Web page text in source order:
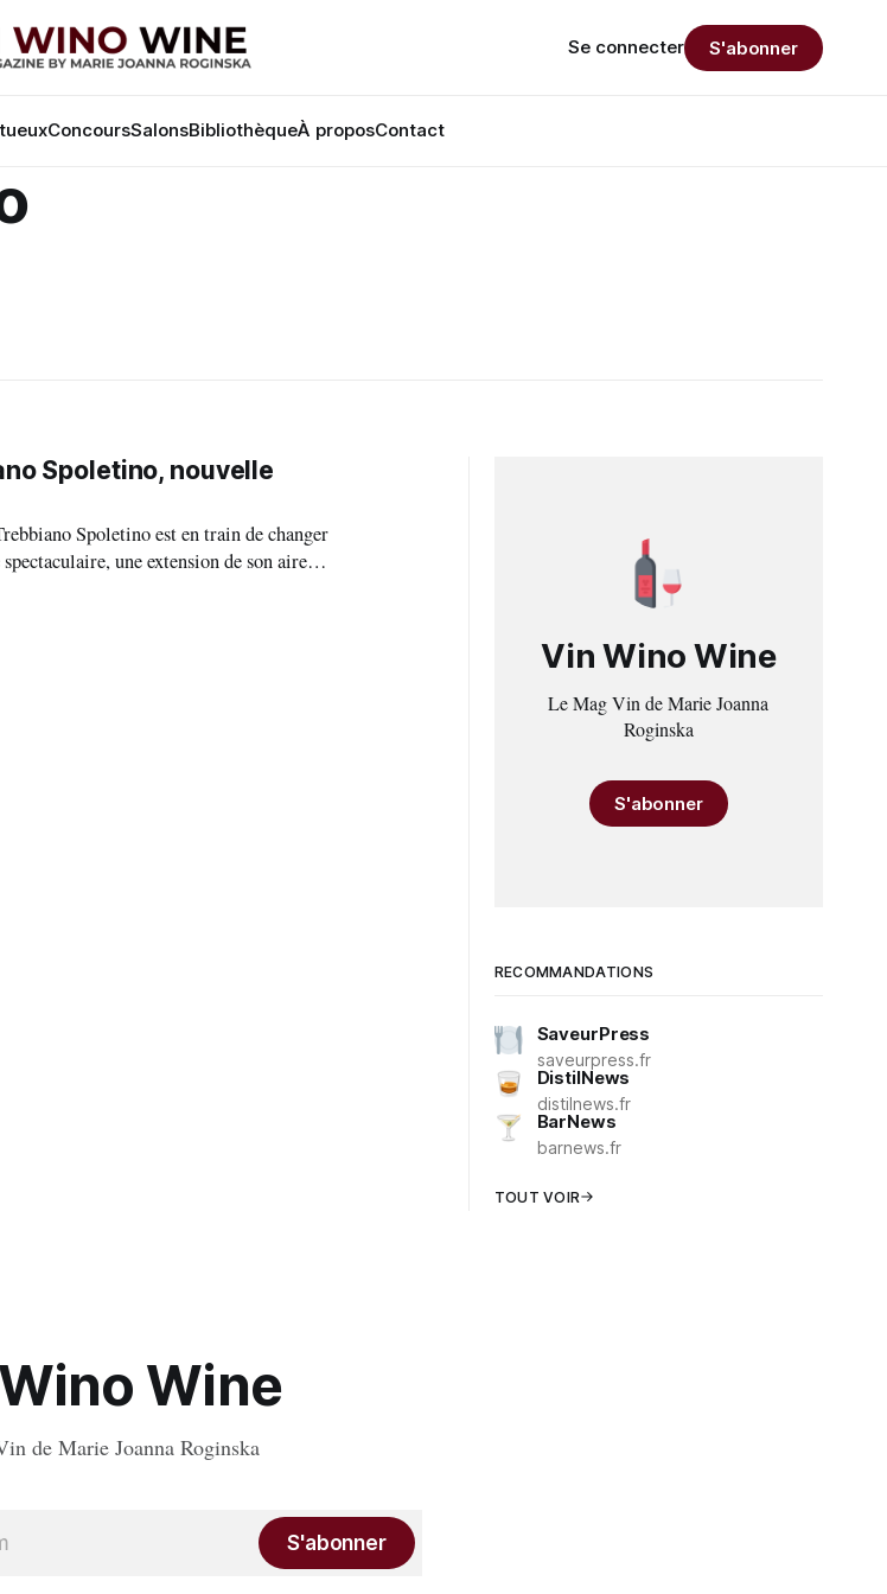
ConcoursSalonsBibliothèqueÀ proposContact
Se connecter S'abonner
Spoletino, nouvelle
Spoletino est en train de changer
une extension de son aire
comme l’une de plus passionnantes
Vin Wino Wine
Le Mag Vin de Marie Joanna
Roginska
S'abonner
RECOMMANDATIONS
SaveurPress
saveurpress.fr
DistilNews
distilnews.fr
BarNews
barnews.fr
TOUT VOIR
Wine
de Marie Joanna Roginska
S'abonner